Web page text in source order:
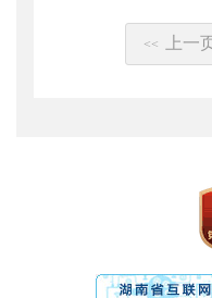
<< 上一